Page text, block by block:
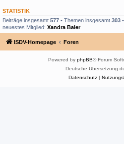
STATISTIK
Beiträge insgesamt 577 • Themen insgesamt 303
neuestes Mitglied: Xandra Baier
ISDV-Homepage Foren
Powered by phpBB® Forum
Deutsche Übersetzung
Datenschutz|